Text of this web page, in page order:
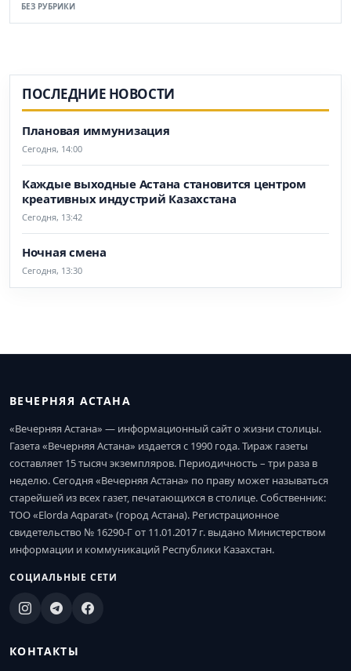
БЕЗ РУБРИКИ
ПОСЛЕДНИЕ НОВОСТИ
Плановая иммунизация
Сегодня, 14:00
Каждые выходные Астана становится центром
креативных индустрий Казахстана
Сегодня, 13:42
Ночная смена
Сегодня, 13:30
ВЕЧЕРНЯЯ АСТАНА
«Вечерняя Астана» — информационный сайт о жизни столицы.
Газета «Вечерняя Астана» издается с 1990 года. Тираж газеты
составляет 15 тысяч экземпляров. Периодичность – три раза в
неделю. Сегодня «Вечерняя Астана» по праву может называться
старейшей из всех газет, печатающихся в столице. Собственник:
ТОО «Elorda Aqparat» (город Астана). Регистрационное
свидетельство № 16290-Г от 11.01.2017 г. выдано Министерством
информации и коммуникаций Республики Казахстан.
СОЦИАЛЬНЫЕ СЕТИ
КОНТАКТЫ